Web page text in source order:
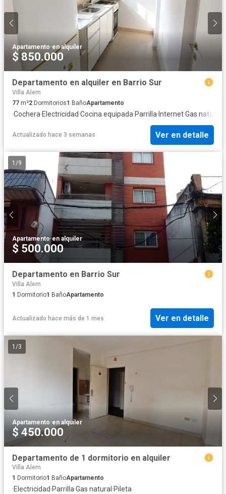
Apartamento·en alquiler
$ 850.000
Departamento en alquiler en Barrio Sur
Villa Alem
77 m²2 Dormitorios1 BañoApartamento
·Cochera·Electricidad·Cocina equipada·Parrilla· Internet·Gas natural
Actualizado hace 3 semanas Ver en detalle
1 /9
Apartamento·en alquiler
$ 500.000
Departamento en Barrio Sur
Villa Alem
1 Dormitorio1 BañoApartamento
Actualizado hace más de 1 mes Ver en detalle
1 /3
Apartamento·en alquiler
$ 450.000
Departamento de 1 dormitorio en alquiler
Villa Alem
1 Dormitorio1 BañoApartamento
·Electricidad·Parrilla·Gas natural ·Pileta